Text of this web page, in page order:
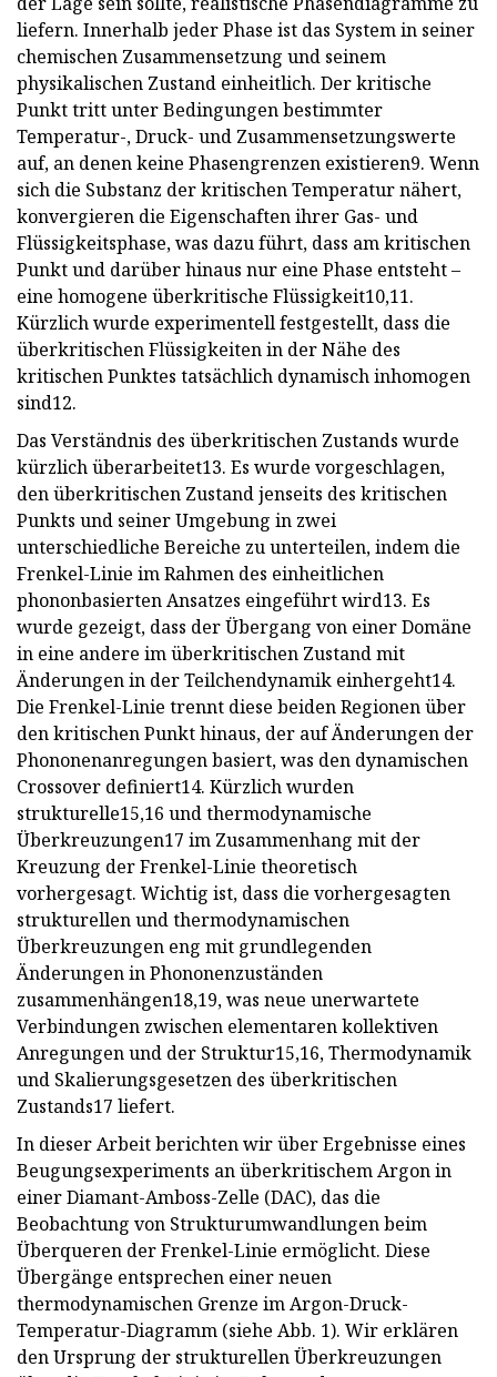
liefern. Innerhalb jeder Phase ist das System in seiner
chemischen Zusammensetzung und seinem
physikalischen Zustand einheitlich. Der kritische
Punkt tritt unter Bedingungen bestimmter
Temperatur-, Druck- und Zusammensetzungswerte
auf, an denen keine Phasengrenzen existieren9. Wenn
sich die Substanz der kritischen Temperatur nähert,
konvergieren die Eigenschaften ihrer Gas- und
Flüssigkeitsphase, was dazu führt, dass am kritischen
Punkt und darüber hinaus nur eine Phase entsteht –
eine homogene überkritische Flüssigkeit10,11.
Kürzlich wurde experimentell festgestellt, dass die
überkritischen Flüssigkeiten in der Nähe des
kritischen Punktes tatsächlich dynamisch inhomogen
sind12.
Das Verständnis des überkritischen Zustands wurde
kürzlich überarbeitet13. Es wurde vorgeschlagen,
den überkritischen Zustand jenseits des kritischen
Punkts und seiner Umgebung in zwei
unterschiedliche Bereiche zu unterteilen, indem die
Frenkel-Linie im Rahmen des einheitlichen
phononbasierten Ansatzes eingeführt wird13. Es
wurde gezeigt, dass der Übergang von einer Domäne
in eine andere im überkritischen Zustand mit
Änderungen in der Teilchendynamik einhergeht14.
Die Frenkel-Linie trennt diese beiden Regionen über
den kritischen Punkt hinaus, der auf Änderungen der
Phononenanregungen basiert, was den dynamischen
Crossover definiert14. Kürzlich wurden
strukturelle15,16 und thermodynamische
Überkreuzungen17 im Zusammenhang mit der
Kreuzung der Frenkel-Linie theoretisch
vorhergesagt. Wichtig ist, dass die vorhergesagten
strukturellen und thermodynamischen
Überkreuzungen eng mit grundlegenden
Änderungen in Phononenzuständen
zusammenhängen18,19, was neue unerwartete
Verbindungen zwischen elementaren kollektiven
Anregungen und der Struktur15,16, Thermodynamik
und Skalierungsgesetzen des überkritischen
Zustands17 liefert.
In dieser Arbeit berichten wir über Ergebnisse eines
Beugungsexperiments an überkritischem Argon in
einer Diamant-Amboss-Zelle (DAC), das die
Beobachtung von Strukturumwandlungen beim
Überqueren der Frenkel-Linie ermöglicht. Diese
Übergänge entsprechen einer neuen
thermodynamischen Grenze im Argon-Druck-
Temperatur-Diagramm (siehe Abb. 1). Wir erklären
den Ursprung der strukturellen Überkreuzungen